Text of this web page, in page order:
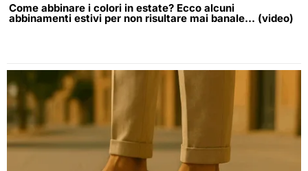
Come abbinare i colori in estate? Ecco alcuni
abbinamenti estivi per non risultare mai banale… (video)